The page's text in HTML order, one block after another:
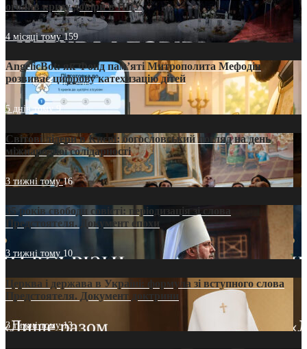
оголив кризу довіри в ПЦУ
4 місяці тому159
AngelicBot: як Фонд пам’яті Митрополита Мефодія
розвиває цифрову катехизацію дітей
5 днів тому9
Світові лідери в Києві: богословський погляд на день
міжнародної солідарності
3 тижні тому16
35 років свободи совісті: періодизація зі слова
Предстоятеля. Документ епохи
3 тижні тому 10
Церква і держава в Україні: формула зі вступного слова
Предстоятеля. Документ доктрини
3 тижні тому13